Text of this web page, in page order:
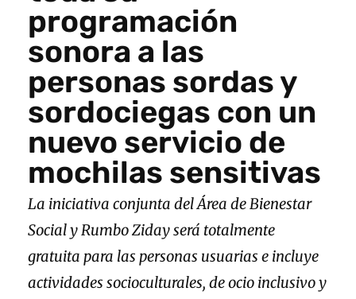
programación
sonora a las
personas sordas y
sordociegas con un
nuevo servicio de
mochilas sensitivas
La iniciativa conjunta del Área de Bienestar
Social y Rumbo Ziday será totalmente
gratuita para las personas usuarias e incluye
actividades socioculturales, de ocio inclusivo y